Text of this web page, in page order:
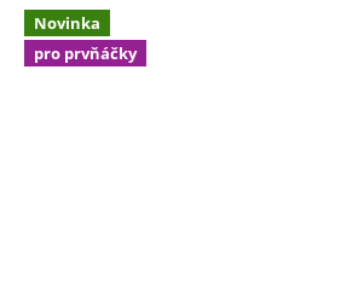
Novinka
pro prvňáčky